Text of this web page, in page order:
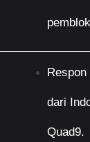
dari
Quad9.